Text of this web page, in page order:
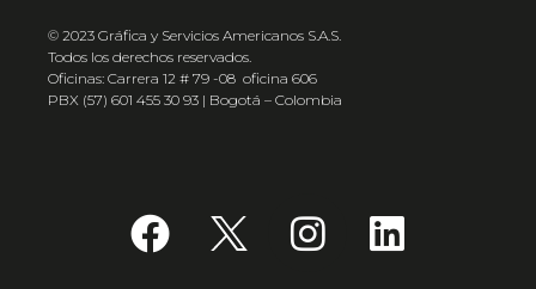
© 2023 Gráfica y Servicios Americanos S.A.S.
Todos los derechos reservados.
Oficinas: Carrera 12 # 79 -08 oficina 606
PBX (57) 601 455 30 93 | Bogotá – Colombia